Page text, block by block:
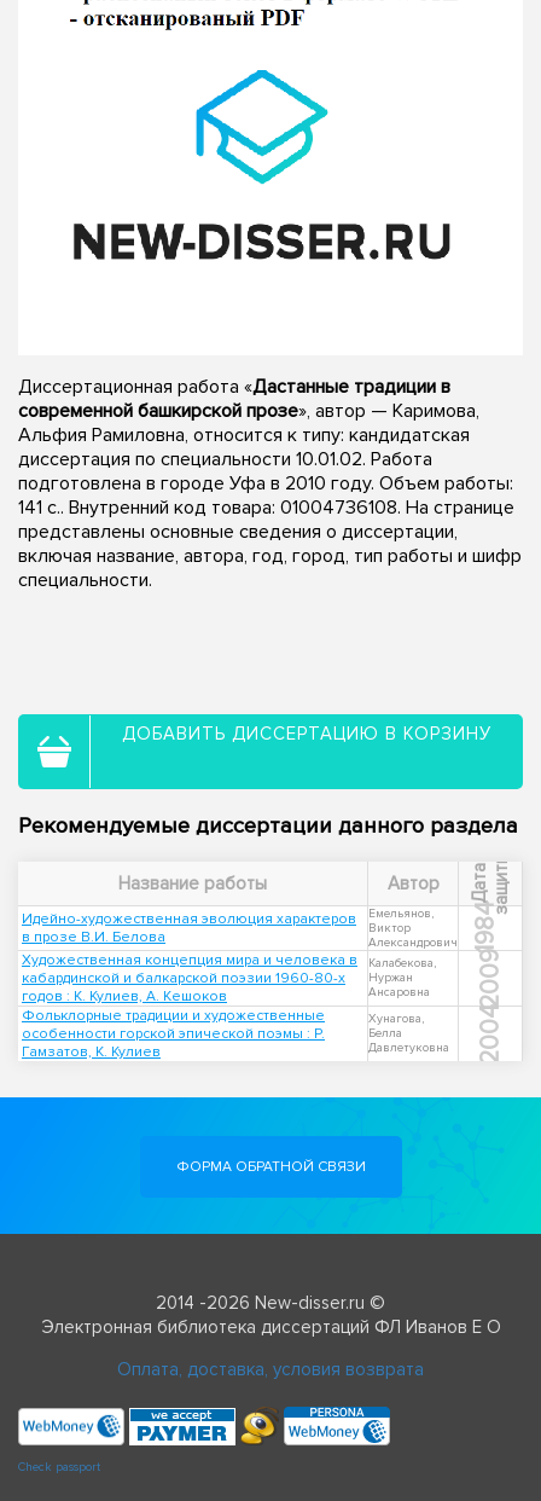
Диссертационная работа «Дастанные традиции в
современной башкирской прозе», автор — Каримова,
Альфия Рамиловна, относится к типу: кандидатская
диссертация по специальности 10.01.02. Работа
подготовлена в городе Уфа в 2010 году. Объем работы:
141 с.. Внутренний код товара: 01004736108. На странице
представлены основные сведения о диссертации,
включая название, автора, год, город, тип работы и шифр
специальности.
ДОБАВИТЬ ДИССЕРТАЦИЮ В КОРЗИНУ
Рекомендуемые диссертации данного раздела
Название работы Автор Д
а
т
а
з
а
щ
и
т ы
Идейно-художественная эволюция характеров
в прозе В.И. Белова
Емельянов,
Виктор
Александрович
1984
Художественная концепция мира и человека в
кабардинской и балкарской поэзии 1960-80-х
годов : К. Кулиев, А. Кешоков
Калабекова,
Нуржан
Ансаровна
2009
Фольклорные традиции и художественные
особенности горской эпической поэмы : Р.
Гамзатов, К. Кулиев
Хунагова,
Белла
Давлетуковна
2004
ФОРМА ОБРАТНОЙ СВЯЗИ
2014 -2026 New-disser.ru ©
Электронная библиотека диссертаций ФЛ Иванов Е О
Оплата, доставка, условия возврата
Check passport